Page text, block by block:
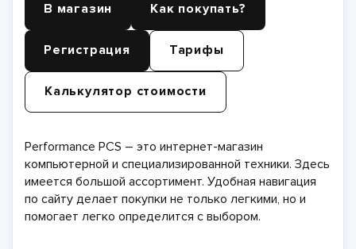
В магазин Как покупать?
Регистрация Тарифы
Калькулятор стоимости
Performance PCS – это интернет-магазин
компьютерной и специализированной техники. Здесь
имеется большой ассортимент. Удобная навигация
по сайту делает покупки не только легкими, но и
помогает легко определится с выбором.